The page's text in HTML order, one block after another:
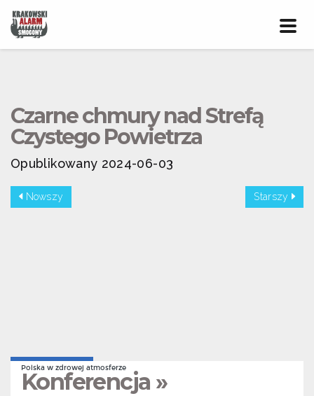
Czarne chmury nad Strefą
Czystego Powietrza
Opublikowany 2024-06-03
Nowszy Starszy
Polska w zdrowej atmosferze
Konferencja »